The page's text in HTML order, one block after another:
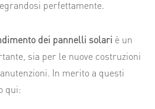
perfettamente.
dei pannelli solari è un
sia per le nuove costruzioni
In merito a questi
qui: